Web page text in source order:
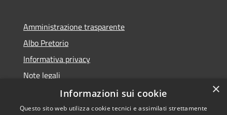
Amministrazione trasparente
Albo Pretorio
Informativa privacy
Note legali
Dichiarazione di accessibilità
×
Informazioni sui cookie
Questo sito web utilizza cookie tecnici e assimilati strettamente